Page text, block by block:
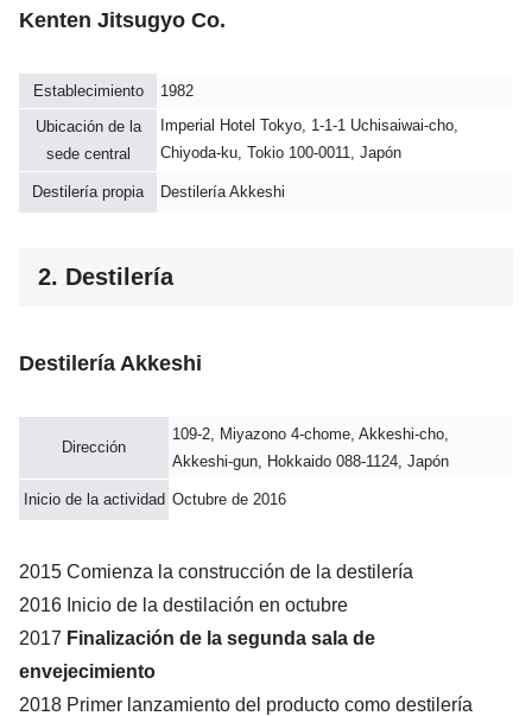
Kenten Jitsugyo Co.
Establecimiento
1982
Ubicación de la
sede central
Imperial Hotel Tokyo, 1-1-1 Uchisaiwai-cho,
Chiyoda-ku, Tokio 100-0011, Japón
Destilería propia Destilería Akkeshi
2. Destilería
Destilería Akkeshi
Dirección
109-2, Miyazono 4-chome, Akkeshi-cho,
Akkeshi-gun, Hokkaido 088-1124, Japón
Inicio de la actividad Octubre de 2016
2015 Comienza la construcción de la destilería
2016 Inicio de la destilación en octubre
2017 Finalización de la segunda sala de
envejecimiento
2018 Primer lanzamiento del producto como destilería